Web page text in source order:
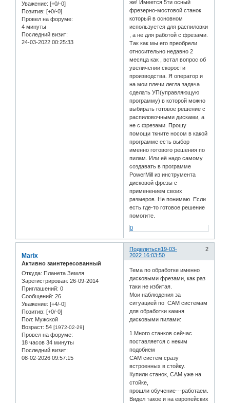
Уважение: [+0/-0]
Позитив: [+0/-0]
Провел на форуме:
4 минуты
Последний визит:
24-03-2022 00:25:33
же! Имеется 5ти осный
фрезерно-мостовой станок
который в основном
используется для распиловки
, а не для работой с фрезами.
Так как мы его преобрели
относительно недавно 2
месяца как , встал вопрос об
увеличении скорости
производства. Я оператор и
на мои плечи легла задача
сделать УП(управляющую
программу) в которой можно
выбирать готовое решение с
распиловочными дисками, а
не с фрезами. Прошу
помощи ткните носом в какой
программе есть выбор
именно готового решения по
пилам. Или её надо самому
создавать в программе
PowerMill из инструмента
дисковой фрезы с
применением своих
размеров. Не понимаю. Если
есть где-то готовое решение
помогите.
0
Поделиться 2
19-03-
2022 16:03:50
Marix
Активно заинтересованный
Откуда: Планета Земля
Зарегистрирован: 26-09-2014
Приглашений: 0
Сообщений: 26
Уважение: [+4/-0]
Позитив: [+0/-0]
Пол: Мужской
Возраст: 54 [1972-02-29]
Провел на форуме:
18 часов 34 минуты
Последний визит:
08-02-2026 09:57:15
Тема по обработке именно
дисковыми фрезами, как раз
таки не избитая.
Мои наблюдения за
ситуацией по САМ системам
для обработки камня
дисковыми пилами:
1.Много станков сейчас
поставляется с неким
подобием
CAM систем сразу
встроенных в стойку.
Купили станок, САМ уже на
стойке,
прошли обучение---работаем.
Видел такое и на европейских